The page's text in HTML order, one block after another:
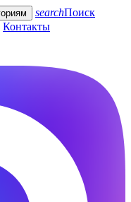
searchПоиск
Контакты